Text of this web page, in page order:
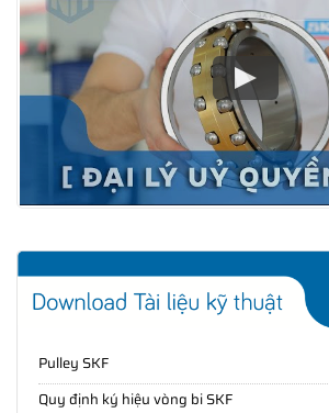
Pulley SKF
Quy định ký hiệu vòng bi SKF